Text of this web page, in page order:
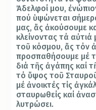
Ἀδελφοί μου,ἐ
πού ὑψώνεται
μας,ἄςἀκούσουμε
κλείνοντας τά αὐτιά
τοῦ κόσμου,ἄς τόν
προσπαθήσουμε μέ
διά τῆςἀγάπης καί τ
τό ὕψος τοῦ Σταυρο
μέἀνοικτές τίςἀ
σταυρωθείς καίἀ
λυτρώσει.